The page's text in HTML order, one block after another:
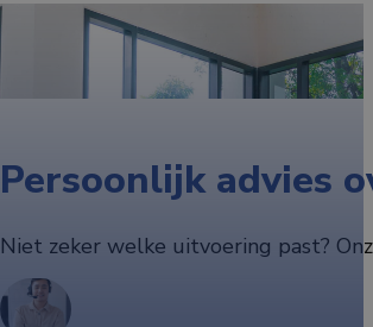
Persoonlijk advies
Niet zeker welke uitvoering past?